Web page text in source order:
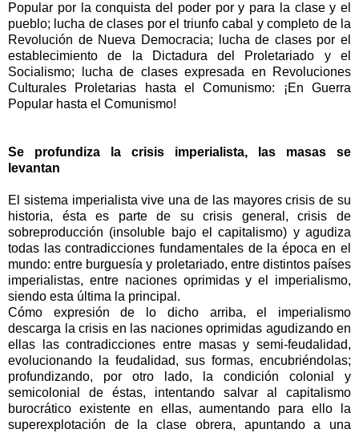
Popular por la conquista del poder por y para la clase y el
pueblo; lucha de clases por el triunfo cabal y completo de la
Revolución de Nueva Democracia; lucha de clases por el
establecimiento de la Dictadura del Proletariado y el
Socialismo; lucha de clases expresada en Revoluciones
Culturales Proletarias hasta el Comunismo: ¡En Guerra
Popular hasta el Comunismo!
Se profundiza la crisis imperialista, las masas se
levantan
El sistema imperialista vive una de las mayores crisis de su
historia, ésta es parte de su crisis general, crisis de
sobreproducción (insoluble bajo el capitalismo) y agudiza
todas las contradicciones fundamentales de la época en el
mundo: entre burguesía y proletariado, entre distintos países
imperialistas, entre naciones oprimidas y el imperialismo,
siendo esta última la principal.
Cómo expresión de lo dicho arriba, el imperialismo
descarga la crisis en las naciones oprimidas agudizando en
ellas las contradicciones entre masas y semi-feudalidad,
evolucionando la feudalidad, sus formas, encubriéndolas;
profundizando, por otro lado, la condición colonial y
semicolonial de éstas, intentando salvar al capitalismo
burocrático existente en ellas, aumentando para ello la
superexplotación de la clase obrera, apuntando a una